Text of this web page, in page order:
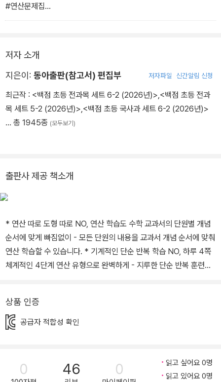
#연산문제집
#연산문제추천
#큐브수학
#큐브수학연
저자 소개
지은이: 동아출판(참고서) 편집부 저자파일 신간알림 신청
최근작 : <백점 초등 전과목 세트 6-2 (2026년)>,<백점 초등 전과
목 세트 5-2 (2026년)>,<백점 초등 국사과 세트 6-2 (2026년)>
… 총 1945종 (모두보기)
출판사 제공 책소개
* 연산 따로 도형 따로 NO, 연산 학습도 수학 교과서의 단원별 개념
순서에 맞게 빠짐없이 - 모든 단원의 내용을 교과서 개념 순서에 맞춰
연산 학습할 수 있습니다. * 기계적인 단순 반복 학습 NO, 하루 4쪽
체계적인 4단계 연산 유형으로 완벽하게 - 지루한 단순 반복 훈련이
적으로 - 같은 수 다른 문제를 통해 수 감각을 익히면서 자연스럽게
연산 감각을 향상시킬 수 있습니다. * 성취도 그래프로 성취감을 키
상품 인증
공급자 적합성 확인
0 46 0
읽고 싶어요 0명
읽고 있어요 0명